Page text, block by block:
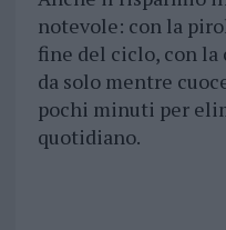
notevole: con la
fine del ciclo, con
da solo mentre
pochi minuti per
quotidiano.